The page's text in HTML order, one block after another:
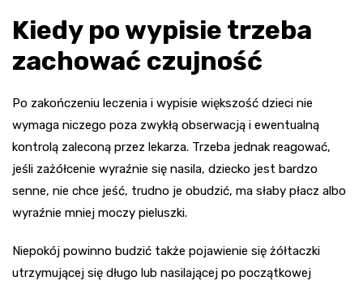
Kiedy po wypisie trzeba
zachować czujność
Po zakończeniu leczenia i wypisie większość dzieci nie
wymaga niczego poza zwykłą obserwacją i ewentualną
kontrolą zaleconą przez lekarza. Trzeba jednak reagować,
jeśli zażółcenie wyraźnie się nasila, dziecko jest bardzo
senne, nie chce jeść, trudno je obudzić, ma słaby płacz albo
wyraźnie mniej moczy pieluszki.
Niepokój powinno budzić także pojawienie się żółtaczki
utrzymującej się długo lub nasilającej po początkowej